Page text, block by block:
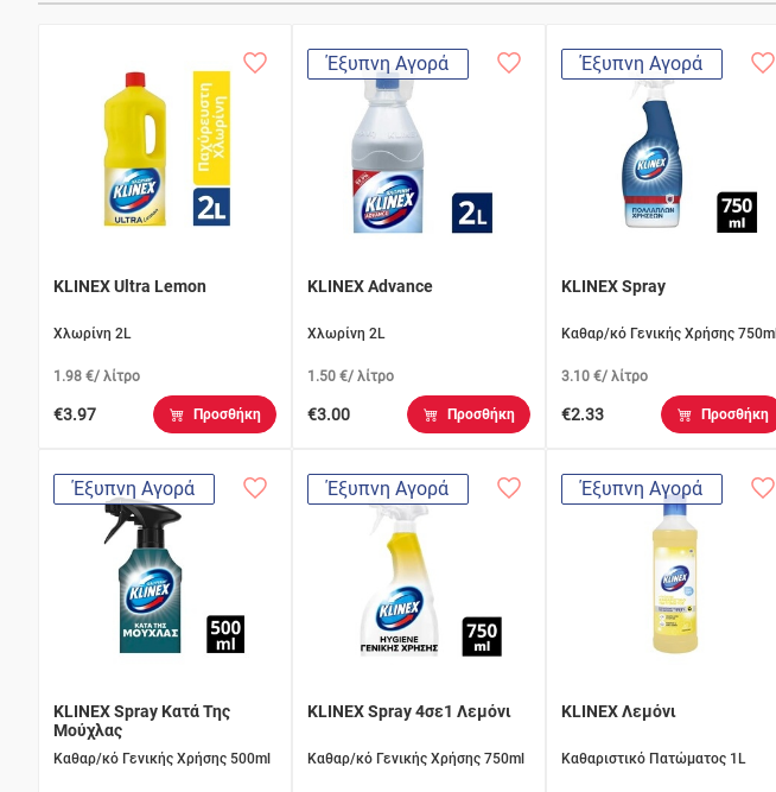
KLINEX Ultra Lemon
Χλωρίνη 2L
1.98 €/ λίτρο
€3.97 Προσθήκη
Έξυπνη Αγορά
KLINEX Advance
Χλωρίνη 2L
1.50 €/ λίτρο
€3.00 Προσθήκη
Έξυπνη Αγορά
KLINEX Spray
Καθαρ/κό Γενικής Χρήσης 750ml
3.10 €/ λίτρο
€2.33 Προσθήκη
Έξυπνη Αγορά
KLINEX Spray Κατά Της
Μούχλας
Καθαρ/κό Γενικής Χρήσης 500ml
Έξυπνη Αγορά
KLINEX Spray 4σε1 Λεμόνι
Καθαρ/κό Γενικής Χρήσης 750ml
Έξυπνη Αγορά
KLINEX Λεμόνι
Καθαριστικό Πατώματος 1L